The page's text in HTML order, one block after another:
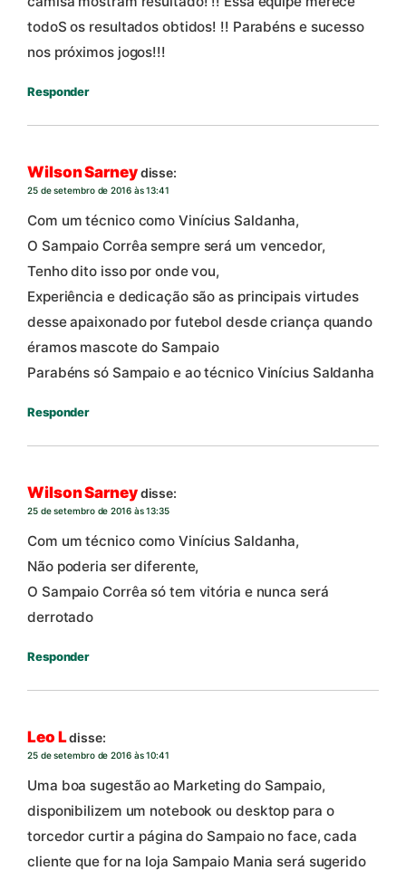
todoS os resultados obtidos! !! Parabéns e sucesso
nos próximos jogos!!!
Responder
Wilson Sarneydisse:
25 de setembro de 2016 às 13:41
Com um técnico como Vinícius Saldanha,
O Sampaio Corrêa sempre será um vencedor,
Tenho dito isso por onde vou,
Experiência e dedicação são as principais virtudes
desse apaixonado por futebol desde criança quando
éramos mascote do Sampaio
Parabéns só Sampaio e ao técnico Vinícius Saldanha
Responder
Wilson Sarneydisse:
25 de setembro de 2016 às 13:35
Com um técnico como Vinícius Saldanha,
Não poderia ser diferente,
O Sampaio Corrêa só tem vitória e nunca será
derrotado
Responder
Leo Ldisse:
25 de setembro de 2016 às 10:41
Uma boa sugestão ao Marketing do Sampaio,
disponibilizem um notebook ou desktop para o
torcedor curtir a página do Sampaio no face, cada
cliente que for na loja Sampaio Mania será sugerido